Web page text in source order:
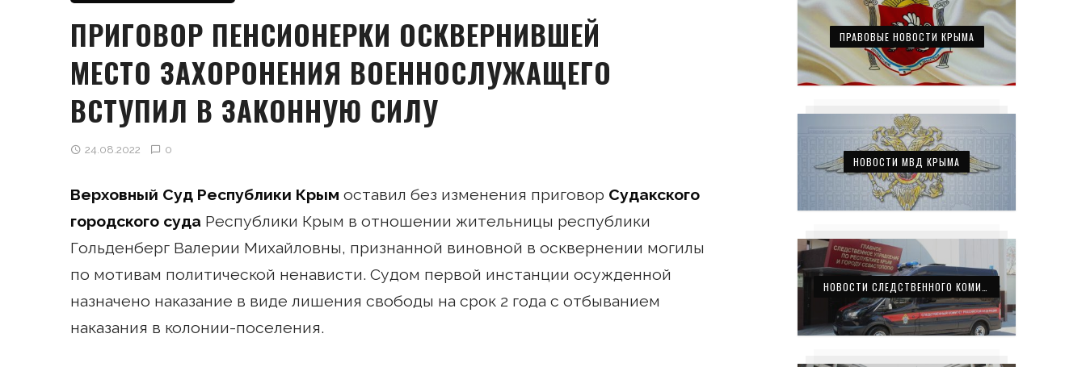
ПРИГОВОР ПЕНСИОНЕРКИ ОСКВЕРНИВШЕЙ
МЕСТО ЗАХОРОНЕНИЯ ВОЕННОСЛУЖАЩЕГО
ВСТУПИЛ В ЗАКОННУЮ СИЛУ
24.08.2022 0
Верховный Суд Республики Крым оставил без изменения приговор Судакского
городского суда Республики Крым в отношении жительницы республики
Гольденберг Валерии Михайловны, признанной виновной в осквернении могилы
по мотивам политической ненависти. Судом первой инстанции осужденной
назначено наказание в виде лишения свободы на срок 2 года с отбыванием
наказания в колонии-поселения.
ПРАВОВЫЕ НОВОСТИ КРЫМА
НОВОСТИ МВД КРЫМА